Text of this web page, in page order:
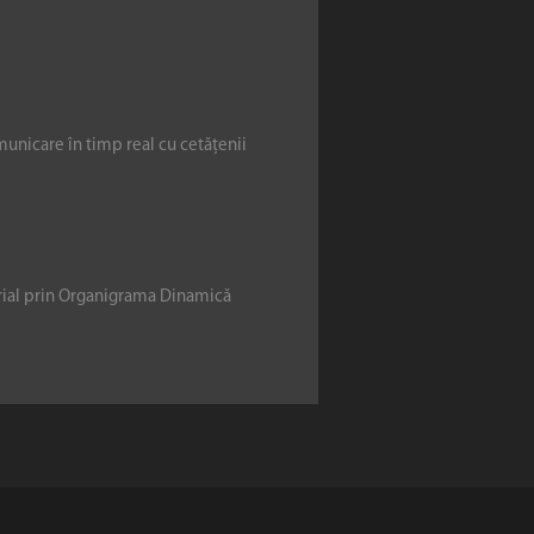
în timp real cu cetățenii
prin Organigrama Dinamică